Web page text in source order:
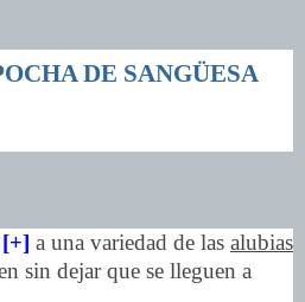
DE SANGÜESA
a una variedad de las alubias
sin dejar que se lleguen a